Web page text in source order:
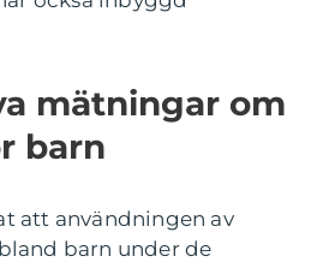
mätningar om
barn
att användningen av
barn under de